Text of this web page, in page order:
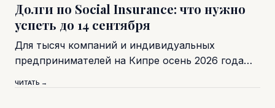
Долги по Social Insurance: что нужно
успеть до 14 сентября
Для тысяч компаний и индивидуальных
предпринимателей на Кипре осень 2026 года…
ЧИТАТЬ →